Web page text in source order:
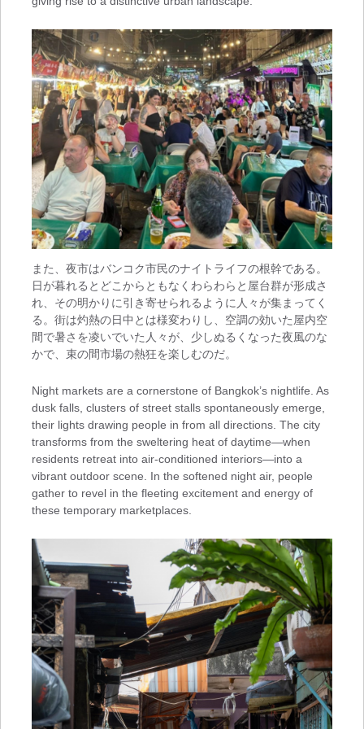
また、夜市はバンコク市民のナイトライフの根幹である。
日が暮れるとどこからともなくわらわらと屋台群が形成さ
れ、その明かりに引き寄せられるように人々が集まってく
る。街は灼熱の日中とは様変わりし、空調の効いた屋内空
間で暑さを凌いでいた人々が、少しぬるくなった夜風のな
かで、束の間市場の熱狂を楽しむのだ。
Night markets are a cornerstone of Bangkok’s nightlife. As
dusk falls, clusters of street stalls spontaneously emerge,
their lights drawing people in from all directions. The city
transforms from the sweltering heat of daytime—when
residents retreat into air-conditioned interiors—into a
vibrant outdoor scene. In the softened night air, people
gather to revel in the fleeting excitement and energy of
these temporary marketplaces.